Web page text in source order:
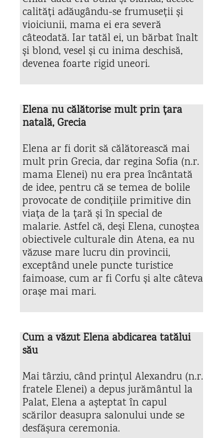
calități adăugându-se frumuseții și
vioiciunii, mama ei era severă
câteodată. Iar tatăl ei, un bărbat înalt
și blond, vesel și cu inima deschisă,
devenea foarte rigid uneori.
Elena nu călătorise mult prin țara
natală, Grecia
Elena ar fi dorit să călătorească mai
mult prin Grecia, dar regina Sofia (n.r.
mama Elenei) nu era prea încântată
de idee, pentru că se temea de bolile
provocate de condițiile primitive din
viața de la țară și în special de
malarie. Astfel că, deși Elena, cunoștea
obiectivele culturale din Atena, ea nu
văzuse mare lucru din provincii,
exceptând unele puncte turistice
faimoase, cum ar fi Corfu și alte câteva
orașe mai mari.
Cum a văzut Elena abdicarea tatălui
său
Mai târziu, când prințul Alexandru (n.r.
fratele Elenei) a depus jurământul la
Palat, Elena a așteptat în capul
scărilor deasupra salonului unde se
desfășura ceremonia.